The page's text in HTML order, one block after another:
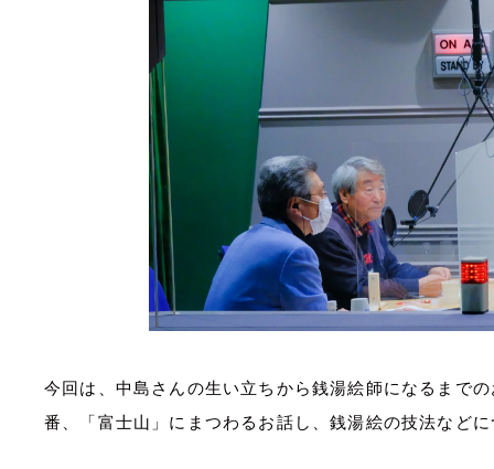
今回は、中島さんの生い立ちから銭湯絵師になるまで
番、「富士山」にまつわるお話し、銭湯絵の技法など